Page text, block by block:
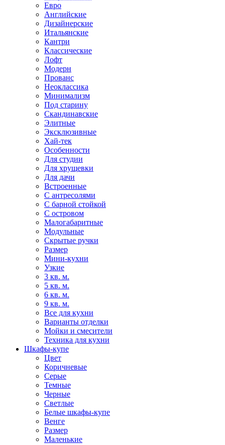
Евро
Английские
Дизайнерские
Итальянские
Кантри
Классические
Лофт
Модерн
Прованс
Неоклассика
Минимализм
Под старину
Скандинавские
Элитные
Эксклюзивные
Хай-тек
Особенности
Для студии
Для хрущевки
Для дачи
Встроенные
С антресолями
С барной стойкой
С островом
Малогабаритные
Модульные
Скрытые ручки
Размер
Мини-кухни
Узкие
3 кв. м.
5 кв. м.
6 кв. м.
9 кв. м.
Все для кухни
Варианты отделки
Мойки и смесители
Техника для кухни
Шкафы-купе
Цвет
Коричневые
Серые
Темные
Черные
Светлые
Белые шкафы-купе
Венге
Размер
Маленькие